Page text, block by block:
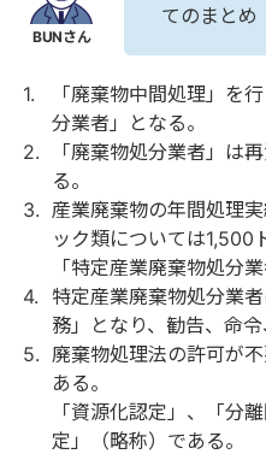
てのまとめ
「廃棄物中間処理」を
分業者」となる。
「廃棄物処分業者」は
る。
産業廃棄物の年間処理
ック類については1,500
「特定産業廃棄物処分
特定産業廃棄物処分業
務」となり、勧告、命令
廃棄物処理法の許可が
ある。
「資源化認定」、「分
定」（略称）である。